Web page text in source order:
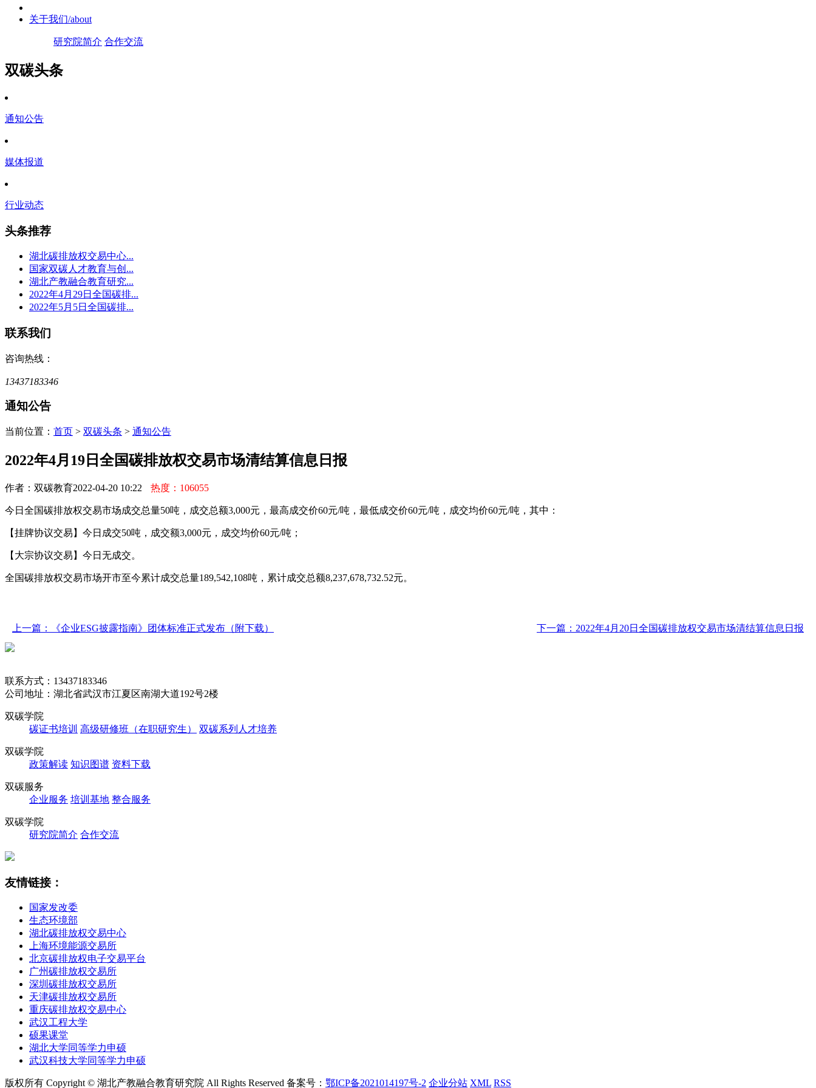
关于我们/about
研究院简介 合作交流
双碳头条
通知公告
媒体报道
行业动态
头条推荐
湖北碳排放权交易中心...
国家双碳人才教育与创...
湖北产教融合教育研究...
2022年4月29日全国碳排...
2022年5月5日全国碳排...
联系我们
咨询热线：
13437183346
通知公告
当前位置： 首页 > 双碳头条 > 通知公告
2022年4月19日全国碳排放权交易市场清结算信息日报
作者：双碳教育2022-04-20 10:22 热度：106055
今日全国碳排放权交易市场成交总量50吨，成交总额3,000元，最高成交价60元/吨，最低成交价60元/吨，成交均价60元/吨，其中：
【挂牌协议交易】今日成交50吨，成交额3,000元，成交均价60元/吨；
【大宗协议交易】今日无成交。
全国碳排放权交易市场开市至今累计成交总量189,542,108吨，累计成交总额8,237,678,732.52元。
上一篇：《企业ESG披露指南》团体标准正式发布（附下载） 下一篇：2022年4月20日全国碳排放权交易市场清结算信息日报
联系方式：13437183346
公司地址：湖北省武汉市江夏区南湖大道192号2楼
双碳学院
碳证书培训 高级研修班（在职研究生） 双碳系列人才培养
双碳学院
政策解读 知识图谱 资料下载
双碳服务
企业服务 培训基地 整合服务
双碳学院
研究院简介 合作交流
友情链接：
国家发改委
生态环境部
湖北碳排放权交易中心
上海环境能源交易所
北京碳排放权电子交易平台
广州碳排放权交易所
深圳碳排放权交易所
天津碳排放权交易所
重庆碳排放权交易中心
武汉工程大学
硕果课堂
湖北大学同等学力申硕
武汉科技大学同等学力申硕
版权所有 Copyright © 湖北产教融合教育研究院 All Rights Reserved 备案号： 鄂ICP备2021014197号-2 企业分站 XML RSS